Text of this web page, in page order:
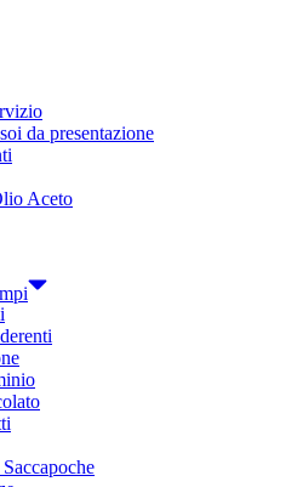
da presentazione
Aceto